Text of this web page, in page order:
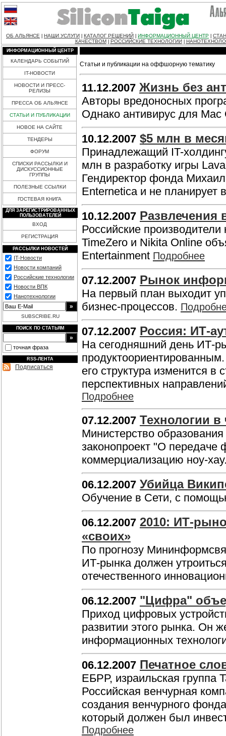
ОБ АЛЬЯНСЕ НАШИ УСЛУГИ КАТАЛОГ РЕШЕНИЙ ИНФОРМАЦИОННЫЙ ЦЕНТР
КАЧЕСТВОМ
РОССИЙСКИЕ ТЕХНОЛОГИИ
ИНФОРМАЦИОННЫЙ ЦЕНТР
КАЛЕНДАРЬ СОБЫТИЙ
IT-НОВОСТИ
НОВОСТИ И ПРЕСС-
РЕЛИЗЫ
ПРЕССА ОБ АЛЬЯНСЕ
СТАТЬИ И ПУБЛИКАЦИИ
НОВОЕ НА САЙТЕ
ТЕНДЕРЫ
ФОРУМ
СПИСКИ РАССЫЛКИ И
ДИСКУССИОННЫЕ
ГРУППЫ
ПОЛЕЗНЫЕ ССЫЛКИ
ГОСТЕВАЯ КНИГА
ДЛЯ ЗАРЕГИСТРИРОВАННЫХ
ПОЛЬЗОВАТЕЛЕЙ
ВХОД
РЕГИСТРАЦИЯ
РАССЫЛКИ НОВОСТЕЙ
IT-Новости
Новости компаний
Российские технологии
Новости ВПК
Нанотехнологии
SUBSCRIBE.RU
ПОИСК ПО СТАТЬЯМ
точная фраза
RSS-ЛЕНТА
Подписаться
Статьи и публикации на оффшорную тематику
11.12.2007 Жизнь без
Авторы вредоносных
Однако антивирус для Mac
10.12.2007 $5 млн в
Принадлежащий IT-
млн в разработку игры
Гендиректор фонда
Enternetica и не планирует
10.12.2007 Развлечения
Российские
TimeZero и Nikita Online
Entertainment Подробнее
07.12.2007 Рынок
На первый план выходит
бизнес-процессов.
07.12.2007 Россия: ИТ-
На сегодняшний день ИТ-
его структура изменится в
перспективных
Подробнее
07.12.2007 Технологии в
Министерство
законопроект "О передаче
коммерциализацию ноу-
06.12.2007 Убийца
Обучение в Сети, с
06.12.2007 2010: ИТ-
«своих»
По прогнозу
ИТ-рынка должен
отечественного
06.12.2007 "Цифра"
Приход цифровых
развитии этого рынка. Он
информационных
06.12.2007 Печатное
ЕБРР, израильская группа
Российская венчурная
создания венчурного
который должен был
Подробнее